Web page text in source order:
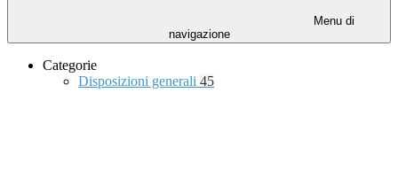
Menu di
navigazione
Categorie
Disposizioni generali 45